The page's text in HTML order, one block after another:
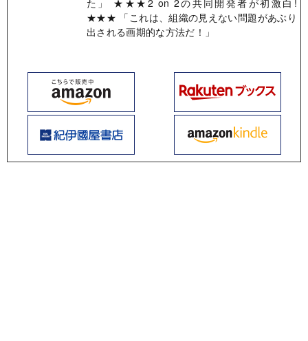
た」 ★★★2 on 2の共同開発者が初激白!
★★★ 「これは、組織の見えない問題があぶり
出される画期的な方法だ！」